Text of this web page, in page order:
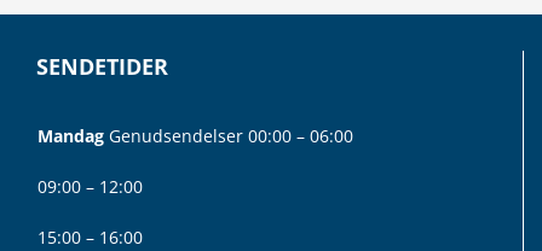
SENDETIDER
Mandag Genudsendelser 00:00 – 06:00
09:00 – 12:00
15:00 – 16:00